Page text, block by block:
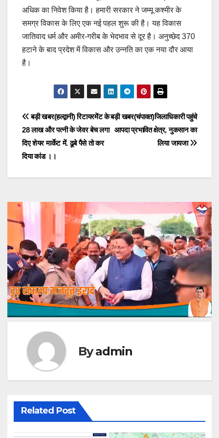
अधिक का निवेश किया है। हमारी सरकार ने जम्मू कश्मीर के
समग्र विकास के लिए एक नई पहल शुरू की है। यह विकास
जातिवाद धर्म और अमीर-गरीब के भेदभाव से दूर है। अनुच्छेद 370
हटाने के बाद प्रदेश में विकास और उन्नति का एक नया दौर आया
है।
Post
navigation
बड़ी खबर(चंपावत)जिलाधिकारी पहुंचे
आपदा प्रभावित क्षेत्र, नुकसान का
लिया जायजा
बड़ी खबर(हल्द्वानी) रिटायरमेंट के
28 लाख और पत्नी के जेवर बेच लगा
दिए शेयर मार्केट में. ढूबे पैसे तो कर
दिया कांड ।।
Byadmin
Related Post